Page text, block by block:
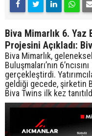
Biva Mimarlık 6. Yaz
Projesini Açıkladı:
Biva Mimarlık,
Buluşmaları’nın
gerçekleştirdi.
geldiği gecede, şirketin
Biva Twins ilk kez